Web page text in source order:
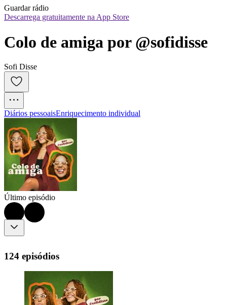
Guardar rádio
Descarrega gratuitamente na App Store
Colo de amiga por @sofidisse
Sofi Disse
Diários pessoaisEnriquecimento individual
Último episódio
124 episódios